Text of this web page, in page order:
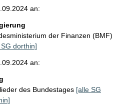
an:
der Finanzen (BMF)
dorthin]
an:
des Bundestages [alle SG